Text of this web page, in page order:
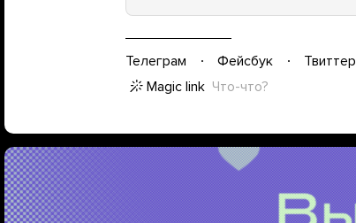
Телеграм Фейсбук Твиттер
Magic link Что-что?